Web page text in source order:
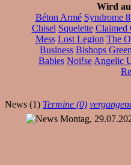
Wird
Béton Armé Syndrome
Chisel Squelette Claimed
Mess Lost Legion The
Business Bishops Green
Babies Noi!se Angelic
News (1) Termine (0)
Montag,